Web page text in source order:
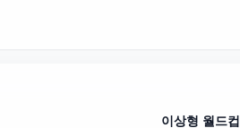
이상형 월드컵